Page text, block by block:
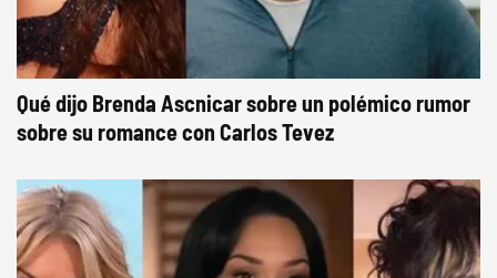
Qué dijo Brenda Ascnicar sobre un polémico rumor
sobre su romance con Carlos Tevez